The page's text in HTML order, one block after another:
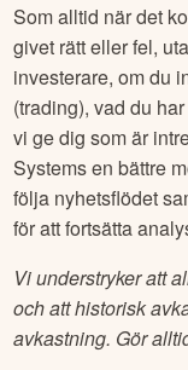
Som alltid när det
givet rätt eller fel,
investerare, om du
(trading), vad du
vi ge dig som är
Systemsen bättre
följa nyhetsflödet
för att fortsätta
Vi understryker att
och att historisk
avkastning. Gör